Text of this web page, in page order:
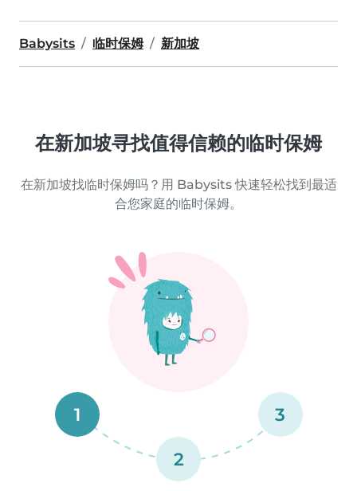
Babysits 临时保姆 新加坡
在新加坡寻找值得信赖的临时保姆
在新加坡找临时保姆吗？用 Babysits 快速轻松找到最适
合您家庭的临时保姆。
1
2
3